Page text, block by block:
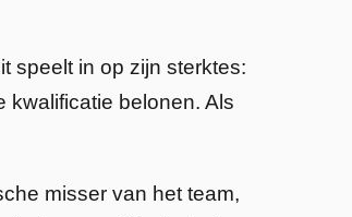
speelt in op zijn sterktes:
belonen. Als
misser van het team,